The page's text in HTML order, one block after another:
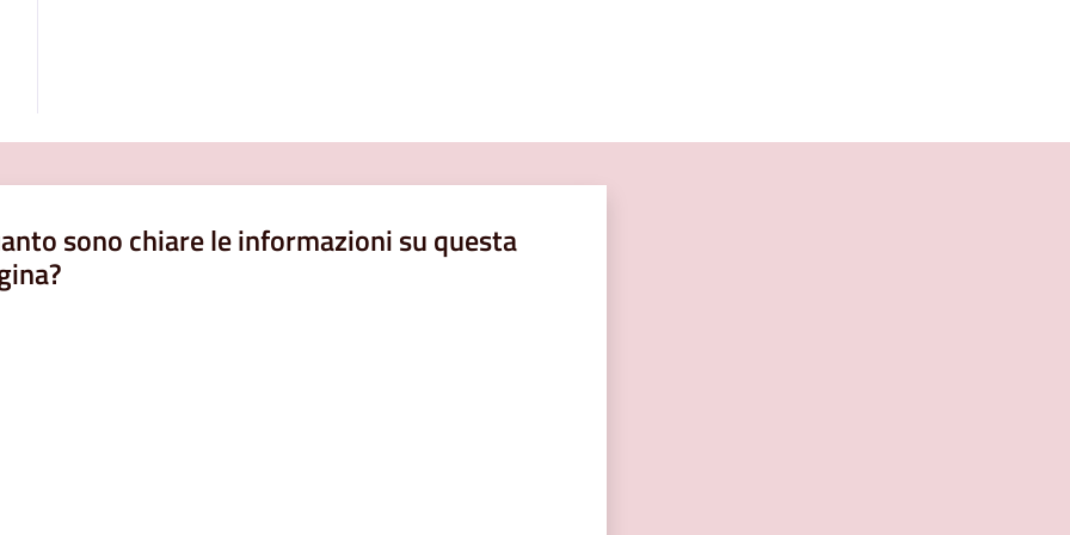
sono chiare le informazioni su questa